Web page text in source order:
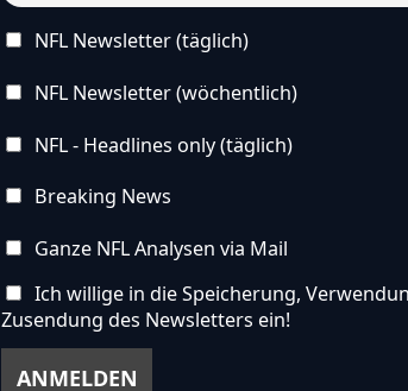
NFL Newsletter (täglich)
NFL Newsletter (wöchentlich)
NFL - Headlines only (täglich)
Breaking News
Ganze NFL Analysen via Mail
Ich willige in die Speicherung,
Zusendung des Newsletters ein!